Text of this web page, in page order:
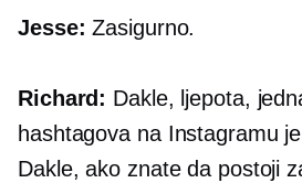
Jesse: Zasigurno.
Richard: Dakle, ljepota,
hashtagova na Instagramu
Dakle, ako znate da postoji